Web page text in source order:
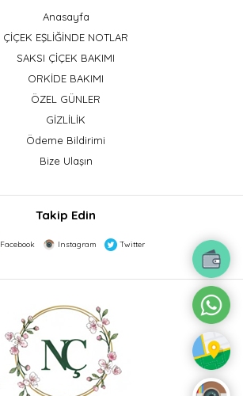
Anasayfa
ÇİÇEK EŞLİĞİNDE NOTLAR
SAKSI ÇİÇEK BAKIMI
ORKİDE BAKIMI
ÖZEL GÜNLER
GİZLİLİK
Ödeme Bildirimi
Bize Ulaşın
Takip Edin
Facebook Instagram Twitter